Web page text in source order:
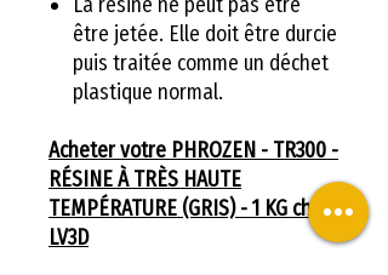
être jetée. Elle doit être durcie
puis traitée comme un déchet
plastique normal.
Acheter votre PHROZEN - TR300 -
RÉSINE À TRÈS HAUTE
TEMPÉRATURE (GRIS) - 1 KG chez
LV3D